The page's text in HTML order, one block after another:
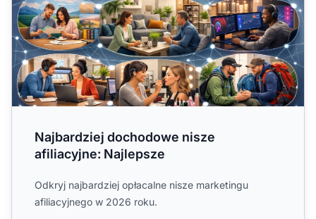
Najbardziej dochodowe nisze
afiliacyjne: Najlepsze
Odkryj najbardziej opłacalne nisze marketingu
afiliacyjnego w 2026 roku.